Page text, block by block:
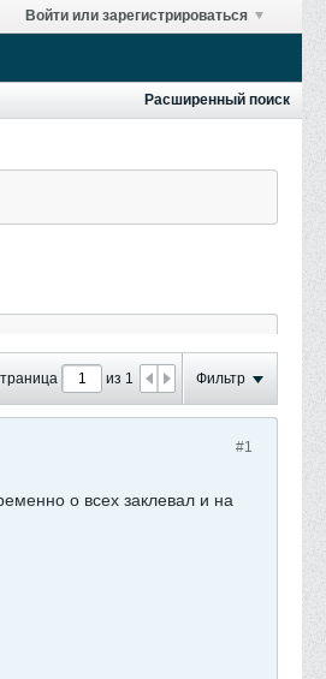
Войти или зарегистрироваться
Расширенный поиск
из 1 Фильтр
#1
о всех заклевал и на